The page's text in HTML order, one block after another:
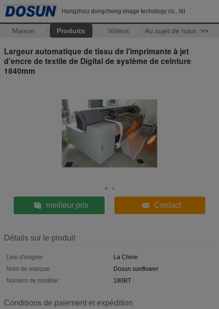
Hangzhou dongcheng image techology co., ltd
Maison Produits Vidéos Au sujet de nous >>
Largeur automatique de tissu de l'imprimante à jet
d'encre de textile de Digital de système de ceinture
1840mm
meilleur prix Contact
Détails sur le produit
Lieu d'origine:
La Chine
Nom de marque:
Dosun sunflower
Numéro de modèle:
180BT
Conditions de paiement et expédition